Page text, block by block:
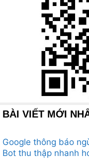
BÀI VIẾT MỚI
Google thông báo
Bot thu thập nhanh